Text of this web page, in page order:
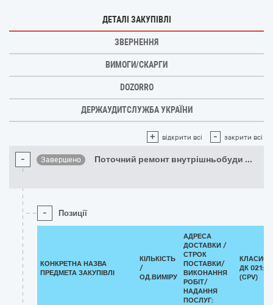
ДЕТАЛІ ЗАКУПІВЛІ
ЗВЕРНЕННЯ
ВИМОГИ/СКАРГИ
DOZORRO
ДЕРЖАУДИТСЛУЖБА УКРАЇНИ
+ відкрити всі - закрити всі
- Завершено Поточний ремонт внутрішньобуди ...
- Позиції
КОНКРЕТНА НАЗВА
ПРЕДМЕТА ЗАКУПІВЛІ
КІЛЬКІСТЬ
/
ОД.ВИМІРУ
АДРЕСА
ДОСТАВКИ /
СТРОК
ПОСТАВКИ/
ВИКОНАННЯ
РОБІТ/
НАДАННЯ
ПОСЛУГ:
ДК
(CPV)